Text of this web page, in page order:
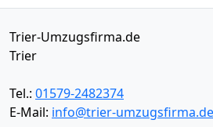
Trier-Umzugsfirma.de
Trier
Tel.: 01579-2482374
E-Mail: info@trier-umzugsfirma.de